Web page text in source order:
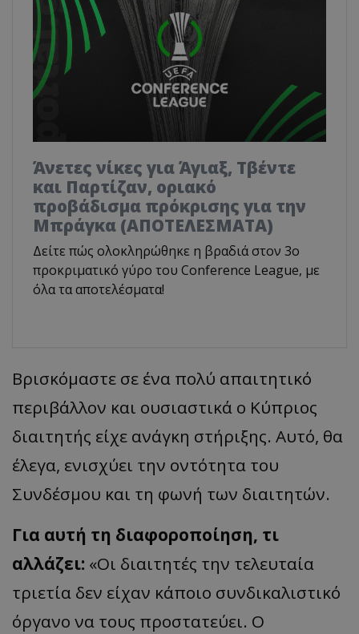
Άνετες νίκες για Άγιαξ, Τβέντε
και Παρτίζαν, οριακό
προβάδισμα πρόκρισης για την
Μπράγκα (ΑΠΟΤΕΛΕΣΜΑΤΑ)
Δείτε πώς ολοκληρώθηκε η βραδιά στον 3ο
προκριματικό γύρο του Conference League, με
όλα τα αποτελέσματα!
Βρισκόμαστε σε ένα πολύ απαιτητικό
περιβάλλον και ουσιαστικά ο Κύπριος
διαιτητής είχε ανάγκη στήριξης. Αυτό, θα
έλεγα, ενισχύει την οντότητα του
Συνδέσμου και τη φωνή των διαιτητών.
Για αυτή τη διαφοροποίηση, τι
αλλάζει: «Οι διαιτητές την τελευταία
τριετία δεν είχαν κάποιο συνδικαλιστικό
όργανο να τους προστατεύει. Ο